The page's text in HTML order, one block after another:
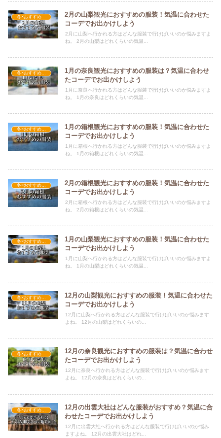
冬×おすすめの服装
2月の山梨観光におすすめの服装！気温に合わせた
コーデでお出かけしよう
2月に山梨へ行かれる方はどんな服装で行けばいいのか悩みますよ
ね。 2月の山梨はどれくらいの気温...
冬×おすすめの服装
1月の奈良観光におすすめの服装は？気温に合わせ
たコーデでお出かけしよう
1月に奈良へ行かれる方はどんな服装で行けばいいのか悩みますよ
ね。 1月の奈良はどれくらいの気温...
冬×おすすめの服装
1月の箱根観光におすすめの服装！気温に合わせた
コーデでお出かけしよう
1月に箱根へ行かれる方はどんな服装で行けばいいのか悩みますよ
ね。 1月の箱根はどれくらいの気温...
2月の箱根観光におすすめの服装！気温に合わせた
コーデでお出かけしよう
2月に箱根へ行かれる方はどんな服装で行けばいいのか悩みますよ
ね。 2月の箱根はどれくらいの気温...
1月の山梨観光におすすめの服装！気温に合わせた
コーデでお出かけしよう
1月に山梨へ行かれる方はどんな服装で行けばいいのか悩みますよ
ね。 1月の山梨はどれくらいの気温...
12月の山梨観光におすすめの服装！気温に合わせた
コーデでお出かけしよう
12月に山梨へ行かれる方はどんな服装で行けばいいのか悩みます
よね。 12月の山梨はどれくらいの...
12月の奈良観光におすすめの服装は？気温に合わせ
たコーデでお出かけしよう
12月に奈良へ行かれる方はどんな服装で行けばいいのか悩みます
よね。 12月の奈良はどれくらいの...
12月の出雲大社はどんな服装がおすすめ？気温に合
わせたコーデでお出かけしよう
12月に出雲大社へ行かれる方はどんな服装で行けばいいのか悩み
ますよね。 12月の出雲大社はどれ...